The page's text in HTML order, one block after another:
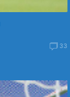
33